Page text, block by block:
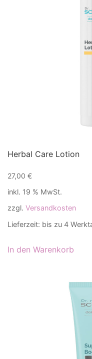
Herbal Care Lotion
27,00 €
inkl. 19 % MwSt.
zzgl. Versandkosten
Lieferzeit: bis zu 4
In den Warenkorb